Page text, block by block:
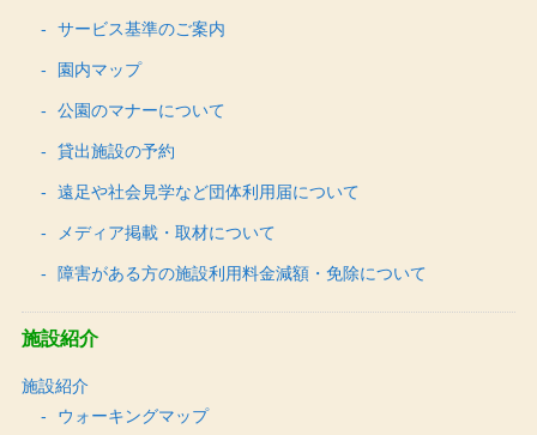
サービス基準のご案内
園内マップ
公園のマナーについて
貸出施設の予約
遠足や社会見学など団体利用届について
メディア掲載・取材について
障害がある方の施設利用料金減額・免除について
施設紹介
施設紹介
ウォーキングマップ